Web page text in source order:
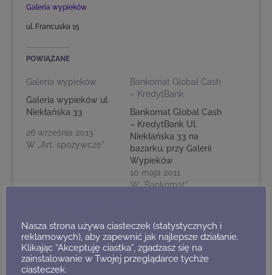
Galeria wypieków
ul. Francuska 15
POWIĄZANE
Galeria wypieków
Galeria wypieków ul.
Niekłańska 33
26 września 2013
W „Art. spożywcze"
Bankomat Global Cash
– KredytBank
Bankomat Global Cash
– KredytBank Ul.
Niekłańska 33 na
bazarku, przy Galerii
Wypieków
10 maja 2011
W „Bankomat"
2018-12-12: Jarmark
świateczny w SP 373
Nasza strona używa ciasteczek (statystycznych i
reklamowych), aby zapewnić jak najlepsze działanie.
Klikając “Akceptuję ciastka”, zgadzasz się na
zainstalowanie w Twojej przeglądarce tychże
ciasteczek.